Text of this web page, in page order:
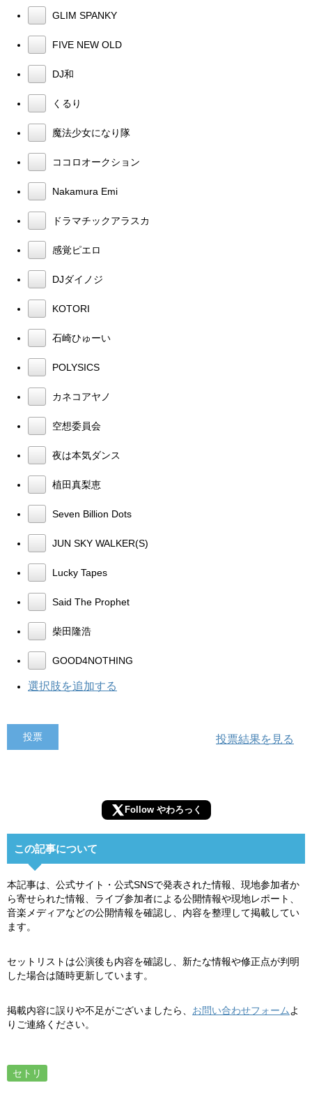
GLIM SPANKY
FIVE NEW OLD
DJ和
くるり
魔法少女になり隊
ココロオークション
Nakamura Emi
ドラマチックアラスカ
感覚ピエロ
DJダイノジ
KOTORI
石崎ひゅーい
POLYSICS
カネコアヤノ
空想委員会
夜は本気ダンス
植田真梨恵
Seven Billion Dots
JUN SKY WALKER(S)
Lucky Tapes
Said The Prophet
柴田隆浩
GOOD4NOTHING
選択肢を追加する
投票結果を見る
Follow やわろっく
この記事について
本記事は、公式サイト・公式SNSで発表された情報、現地参加者か
ら寄せられた情報、ライブ参加者による公開情報や現地レポート、
音楽メディアなどの公開情報を確認し、内容を整理して掲載してい
ます。
セットリストは公演後も内容を確認し、新たな情報や修正点が判明
した場合は随時更新しています。
掲載内容に誤りや不足がございましたら、 お問い合わせフォーム よ
りご連絡ください。
セトリ